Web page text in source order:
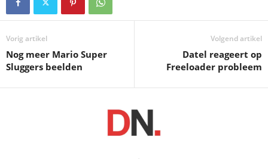
Vorig artikel
Nog meer Mario Super
Sluggers beelden
Volgend artikel
Datel reageert op
Freeloader probleem